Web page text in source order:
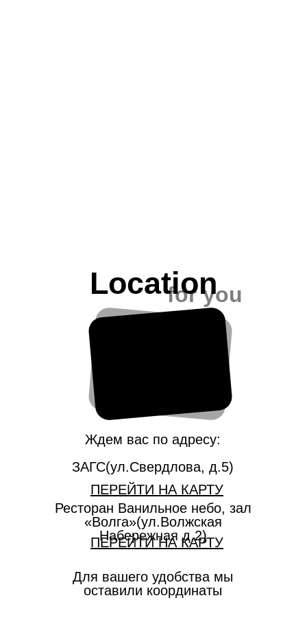
Location
Ждем вас по адресу:
ЗАГС(ул.Свердлова, д.5)
Ресторан Ванильное небо, зал
«Волга»(ул.Волжская
Набережная д.2)
Для вашего удобства мы
оставили координаты
for you
ПЕРЕЙТИ НА КАРТУ
ПЕРЕЙТИ НА КАРТУ